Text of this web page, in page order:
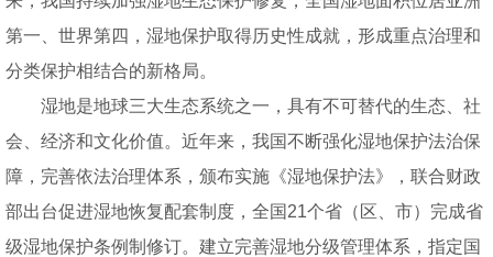
第一、世界第四，湿地保护取得历史性成就，形成重点治理和
分类保护相结合的新格局。
湿地是地球三大生态系统之一，具有不可替代的生态、社
会、经济和文化价值。近年来，我国不断强化湿地保护法治保
障，完善依法治理体系，颁布实施《湿地保护法》，联合财政
部出台促进湿地恢复配套制度，全国21个省（区、市）完成省
级湿地保护条例制修订。建立完善湿地分级管理体系，指定国